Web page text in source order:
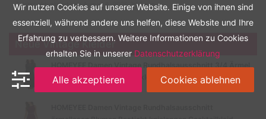
Zuletzt aktualisiert am: August 6, 2026 2:57 p.m.
Neue Vintage Kleider
HOMEYEE Damen Vintage Rundhalsausschnitt 3/4 Ärmel
Retro Knielanges Cocktailkleid A135 (EU 40 = Size L,
Wir nutzen Cookies auf unserer Website. Einige von ihnen sind
essenziell, während andere uns helfen, diese Website und Ihre
Erfahrung zu verbessern. Weitere Informationen zu Cookies
erhalten Sie in unserer Datenschutzerklärung
Alle akzeptieren Cookies ablehnen